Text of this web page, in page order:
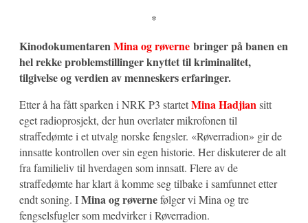
*
KinodokumentarenMina og røverne bringer på banen en
hel rekke problemstillinger knyttet til kriminalitet,
tilgivelse og verdien av menneskers erfaringer.
Etter å ha fått sparken i NRK P3 startetMina Hadjiansitt
eget radioprosjekt, der hun overlater mikrofonen til
straffedømte i et utvalg norske fengsler. «Røverradion» gir de
innsatte kontrollen over sin egen historie. Her diskuterer de alt
fra familieliv til hverdagen som innsatt. Flere av de
straffedømte har klart å komme seg tilbake i samfunnet etter
endt soning. IMina og røvernefølger vi Mina og tre
fengselsfugler som medvirker i Røverradion.